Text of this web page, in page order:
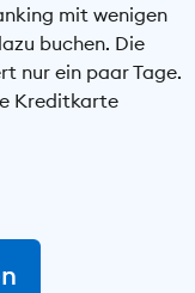
mit wenigen
buchen. Die
nur ein paar Tage.
Kreditkarte